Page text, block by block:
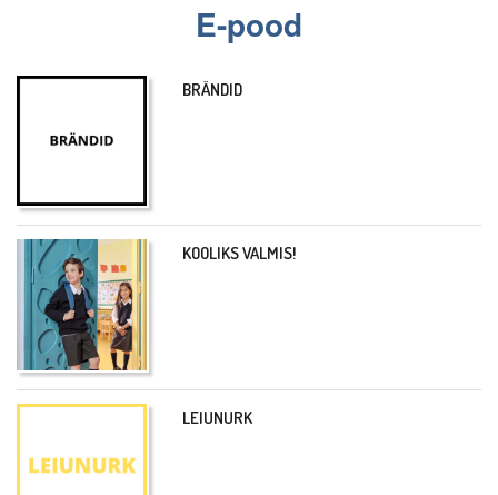
E-pood
BRÄNDID
KOOLIKS VALMIS!
LEIUNURK